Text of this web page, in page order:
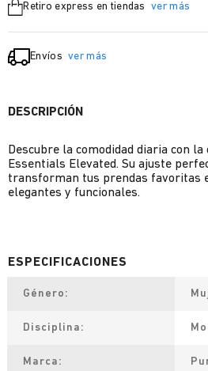
Retiro express en tiendas ver más
Envíos ver más
DESCRIPCIÓN
Descubre la comodidad diaria con la
Essentials Elevated. Su ajuste
transforman tus prendas favoritas
elegantes y funcionales.
Género
Disciplina
Marca